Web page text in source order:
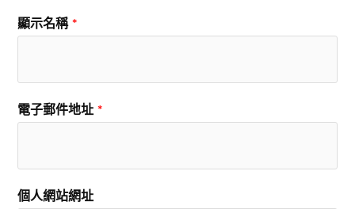
顯示名稱 *
電子郵件地址 *
個人網站網址